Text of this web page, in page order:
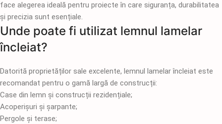
face alegerea ideală pentru proiecte în care siguranța, durabilitatea
și precizia sunt esențiale.
Unde poate fi utilizat lemnul lamelar
încleiat?
Datorită proprietăților sale excelente, lemnul lamelar încleiat este
recomandat pentru o gamă largă de construcții:
Case din lemn și construcții rezidențiale;
Acoperișuri și șarpante;
Pergole și terase;